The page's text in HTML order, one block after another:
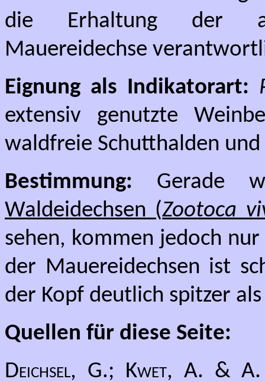
die Erhaltung der
Mauereidechse
Eignung als Indikatorart:
extensiv genutzte
waldfreie Schutthalden
Bestimmung: Gerade
Waldeidechsen (Zootoca
sehen, kommen jedoch
der Mauereidechsen ist
der Kopf deutlich spitzer
Quellen für diese Seite:
Deichsel, G.; Kwet, A. & A.